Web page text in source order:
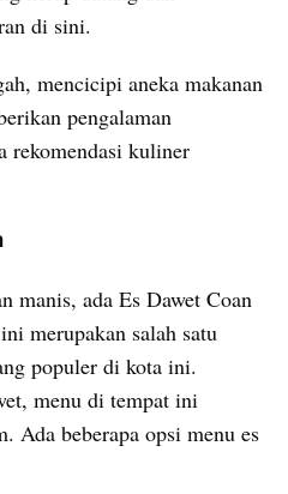
di sini.
mencicipi aneka makanan
pengalaman
rekomendasi kuliner
manis, ada Es Dawet Coan
merupakan salah satu
populer di kota ini.
menu di tempat ini
Ada beberapa opsi menu es